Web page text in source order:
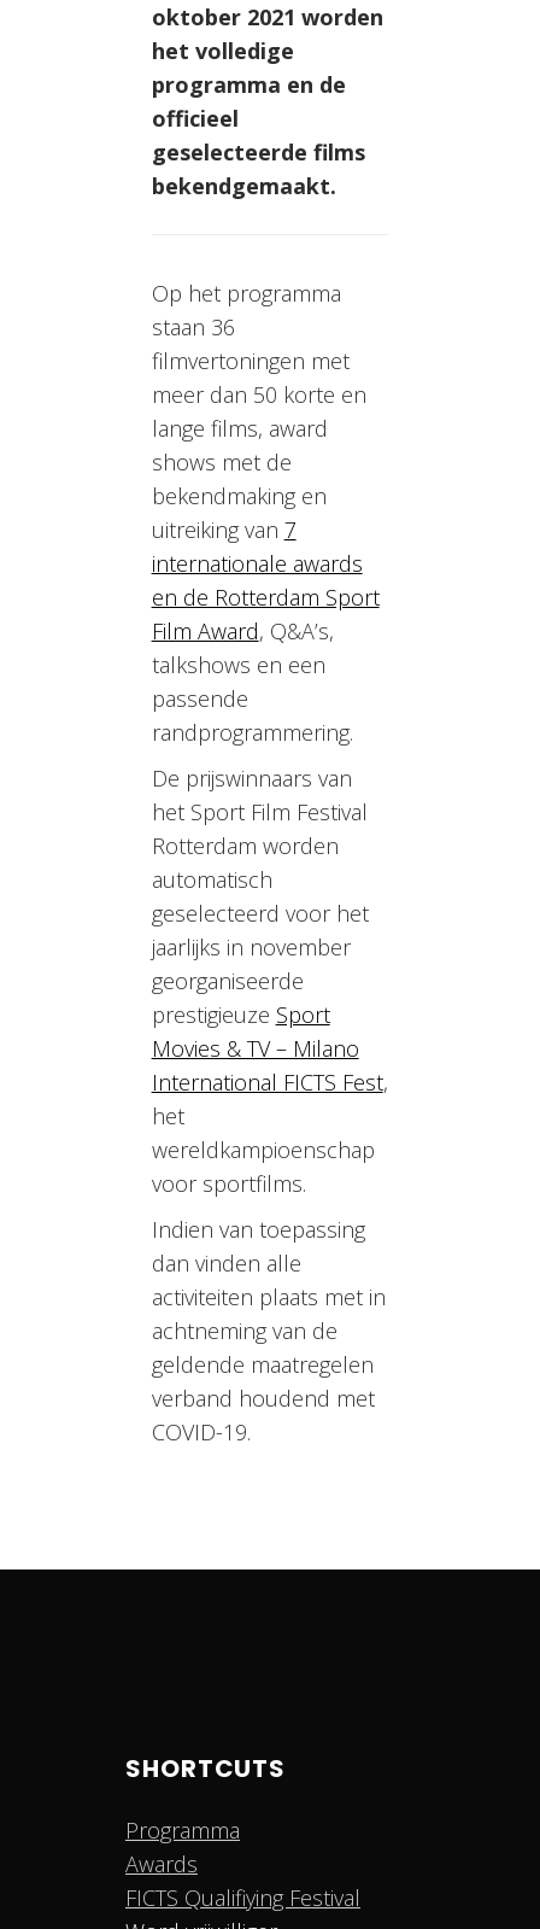
oktober 2021 worden
het volledige
programma en de
officieel
geselecteerde films
bekendgemaakt.
Op het programma
staan 36
filmvertoningen met
meer dan 50 korte en
lange films, award
shows met de
bekendmaking en
uitreiking van 7
internationale awards
en de Rotterdam Sport
Film Award, Q&A’s,
talkshows en een
passende
randprogrammering.
De prijswinnaars van
het Sport Film Festival
Rotterdam worden
automatisch
geselecteerd voor het
jaarlijks in november
georganiseerde
prestigieuze Sport
Movies & TV – Milano
International FICTS Fest,
het
wereldkampioenschap
voor sportfilms.
Indien van toepassing
dan vinden alle
activiteiten plaats met in
achtneming van de
geldende maatregelen
verband houdend met
COVID-19.
SHORTCUTS
Programma
Awards
FICTS Qualifiying Festival